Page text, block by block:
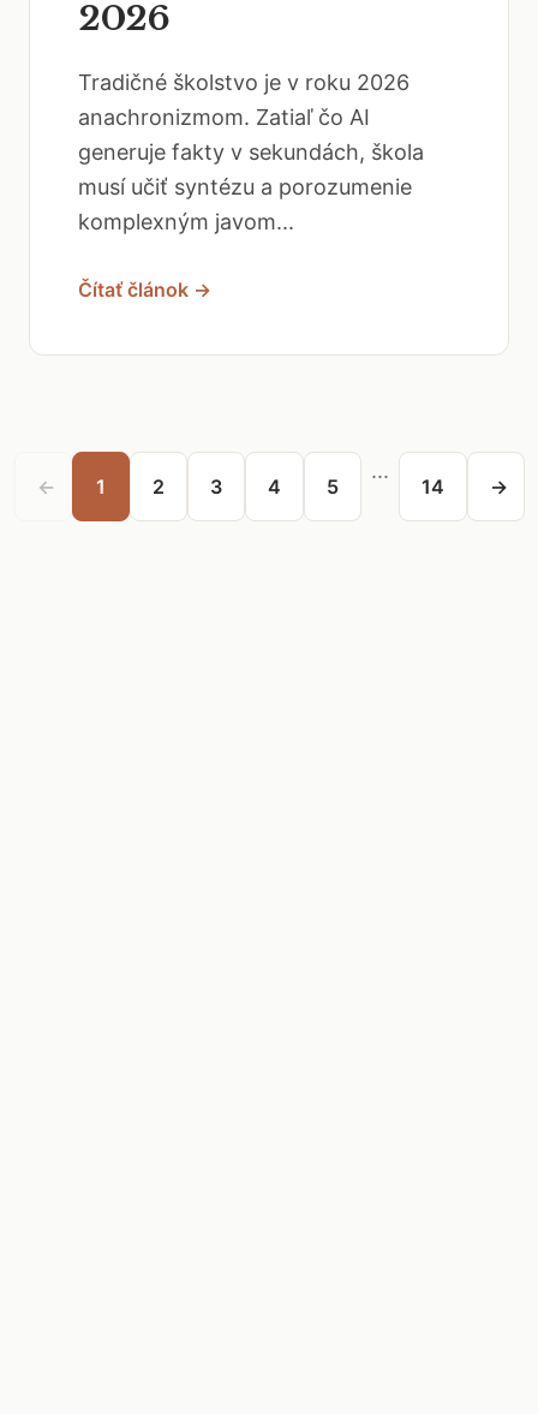
2026
Tradičné školstvo je v roku 2026
anachronizmom. Zatiaľ čo AI
generuje fakty v sekundách, škola
musí učiť syntézu a porozumenie
komplexným javom...
Čítať článok →
← 1 2 3 4 5
...
14 →